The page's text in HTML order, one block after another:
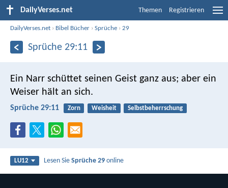
DailyVerses.net Themen Registrieren
DailyVerses.net › Bibel Bücher ›Sprüche ›29
Sprüche 29:11
Ein Narr schüttet seinen Geist ganz aus; aber ein
Weiser hält an sich.
Sprüche 29:11 Zorn Weisheit Selbstbeherrschung
LU12 Lesen SieSprüche 29 online